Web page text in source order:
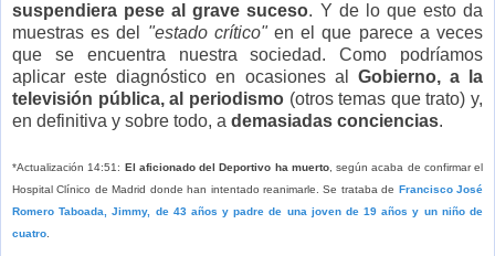
suspendiera pese al grave suceso. Y de lo que esto da
muestras es del "estado crítico"en el que parece a veces
que se encuentra nuestra sociedad. Como podríamos
aplicar este diagnóstico en ocasiones al Gobierno, a la
televisión pública, al periodismo(otros temas que trato) y,
en definitiva y sobre todo, a demasiadas conciencias.
*Actualización 14:51: El aficionado del Deportivo ha muerto, según acaba de confirmar el
Hospital Clínico de Madrid donde han intentado reanimarle. Se trataba de Francisco José
Romero Taboada, Jimmy, de 43 años y padre de una joven de 19 años y un niño de
cuatro.